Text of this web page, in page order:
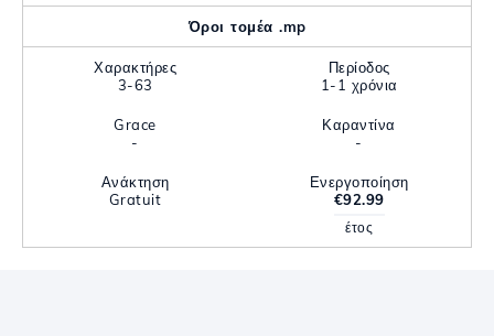
Όροι τομέα .mp
Χαρακτήρες
3-63
Περίοδος
1-1 χρόνια
Grace
-
Καραντίνα
-
Ανάκτηση
Gratuit
Ενεργοποίηση
€92.99
έτος